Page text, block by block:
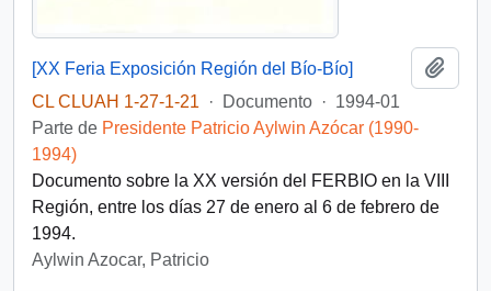
[XX Feria Exposición Región del Bío-Bío]
CL CLUAH 1-27-1-21
· Documento · 1994-01
Parte de Presidente Patricio Aylwin Azócar (1990-
1994)
Documento sobre la XX versión del FERBIO en la VIII
Región, entre los días 27 de enero al 6 de febrero de
1994.
Aylwin Azocar, Patricio